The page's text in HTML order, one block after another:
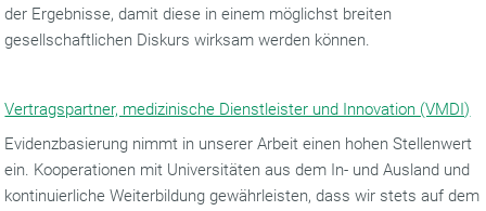
der Ergebnisse, damit diese in einem möglichst breiten
gesellschaftlichen Diskurs wirksam werden können.
Vertragspartner, medizinische Dienstleister und Innovation (VMDI)
Evidenzbasierung nimmt in unserer Arbeit einen hohen Stellenwert
ein. Kooperationen mit Universitäten aus dem In- und Ausland und
kontinuierliche Weiterbildung gewährleisten, dass wir stets auf dem